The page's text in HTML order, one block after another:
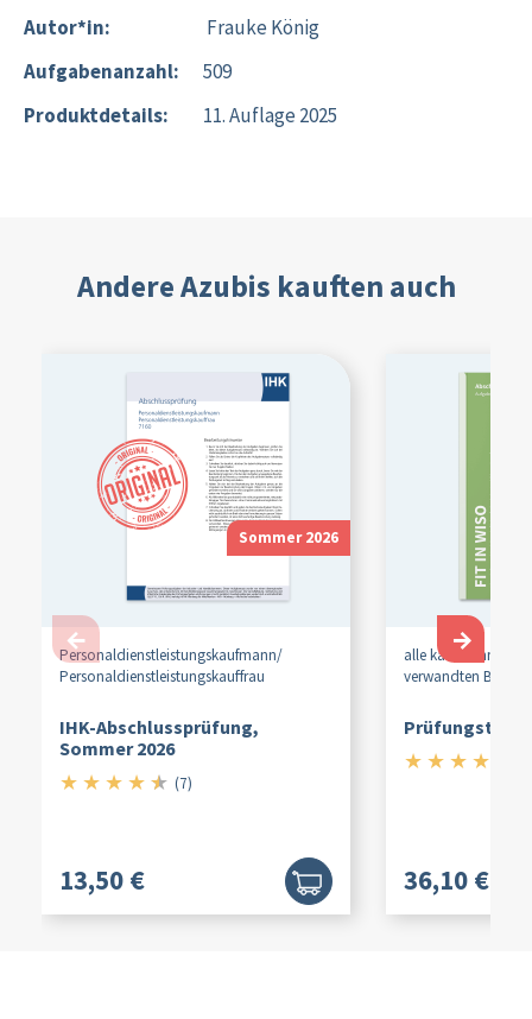
Autor*in:
Frauke König
Aufgabenanzahl:
Produktdetails:
509
11. Auflage 2025
Andere Azubis kauften auch
Sommer 2026
Personaldienstleistungskaufmann/
Personaldienstleistungskauffrau
IHK-Abschlussprüfung,
Sommer 2026
★ ★ ★ ★ ★4.5/5
(7)
13,50 €
alle
verwandten Berufe
★ ★ ★ ★
36,10 €
← →